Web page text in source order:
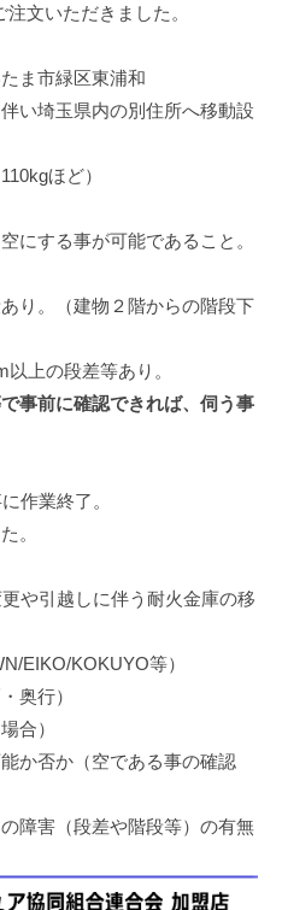
文いただきました。
ま市緑区東浦和
い埼玉県内の別住所へ移動設
ほど）
にする事が可能であること。
り。（建物２階からの階段下
上の段差等あり。
事前に確認できれば、伺う事
作業終了。
。
や引越しに伴う耐火金庫の移
EIKO/KOKUYO等）
奥行）
合）
か否か（空である事の確認
障害（段差や階段等）の有無